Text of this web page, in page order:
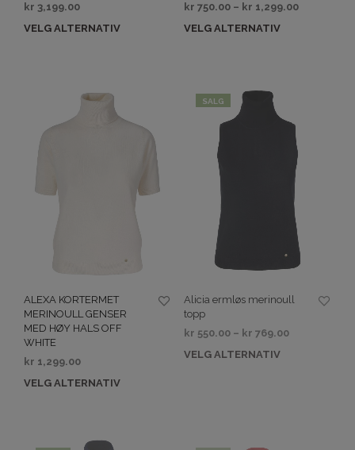
kr 3,199.00
VELG ALTERNATIV
kr 750.00– kr 1,299.00
VELG ALTERNATIV
ALEXA KORTERMET
MERINOULL GENSER
MED HØY HALS OFF
WHITE
kr 1,299.00
VELG ALTERNATIV
SALG
Alicia ermløs merinoull
topp
kr 550.00– kr 769.00
VELG ALTERNATIV